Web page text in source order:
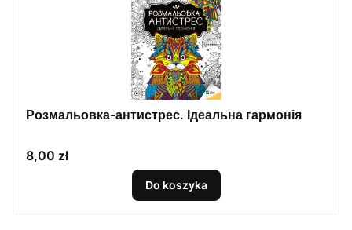
Розмальовка-антистрес. Ідеальна гармонія
Cena
8,00 zł
Do koszyka